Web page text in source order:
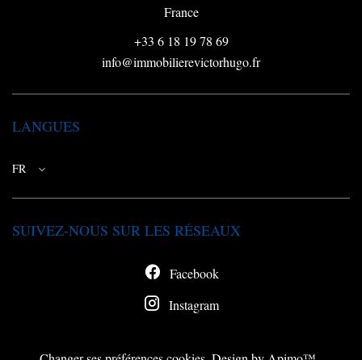
France
+33 6 18 19 78 69
info@immobilierevictorhugo.fr
LANGUES
FR
SUIVEZ-NOUS SUR LES RÉSEAUX
Facebook
Instagram